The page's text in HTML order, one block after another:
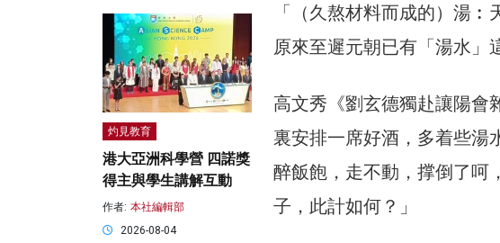
「（久熬材料而成的）湯
原來至遲元朝已有「湯水」
高文秀《劉玄德獨赴讓陽會
裏安排一席好酒，多着些湯
醉飯飽，走不動，撑倒了呵
子，此計如何？」
灼見教育
港大亞洲科學營 四諾獎
得主與學生講解互動
作者: 本社編輯部
2026-08-04